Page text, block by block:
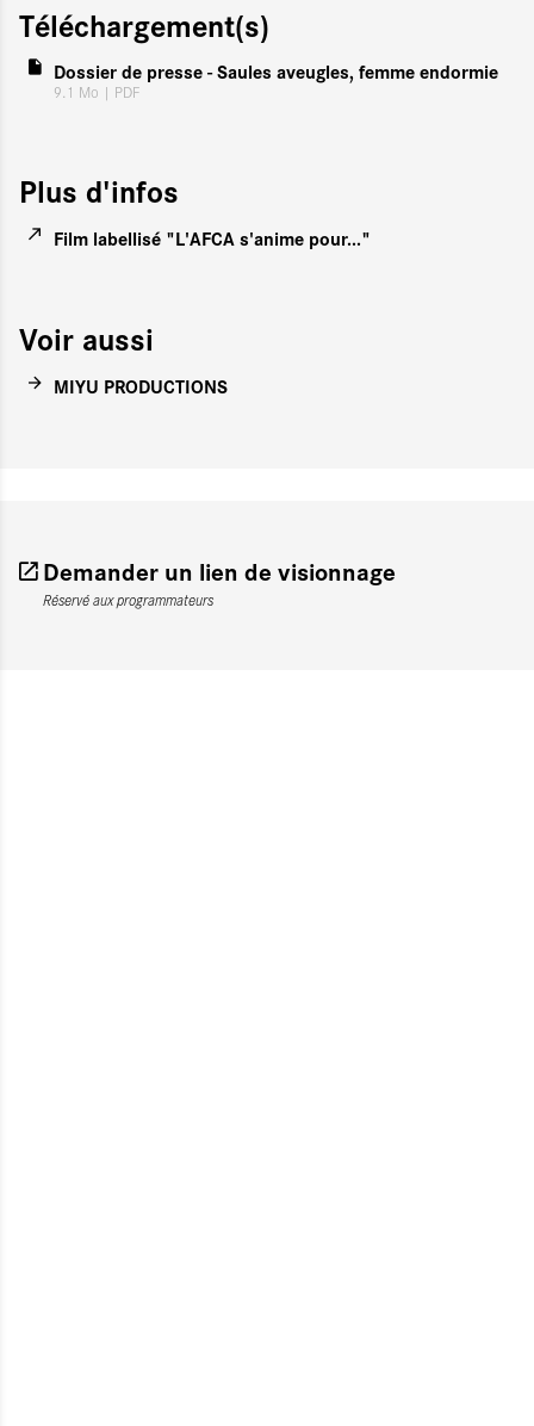
Téléchargement(s)
Dossier de presse - Saules aveugles, femme endormie
9.1 Mo | PDF
Plus d'infos
Film labellisé "L'AFCA s'anime pour..."
Voir aussi
MIYU PRODUCTIONS
Demander un lien de visionnage
Réservé aux programmateurs